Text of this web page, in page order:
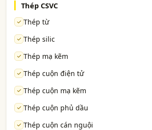
Thép CSVC
Thép từ
Thép silic
Thép mạ kẽm
Thép cuộn điện tử
Thép cuộn mạ kẽm
Thép cuộn phủ dầu
Thép cuộn cán nguội